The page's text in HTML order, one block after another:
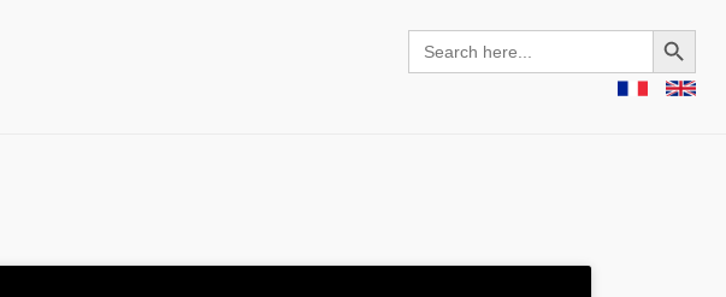
Search
for:
Search Button